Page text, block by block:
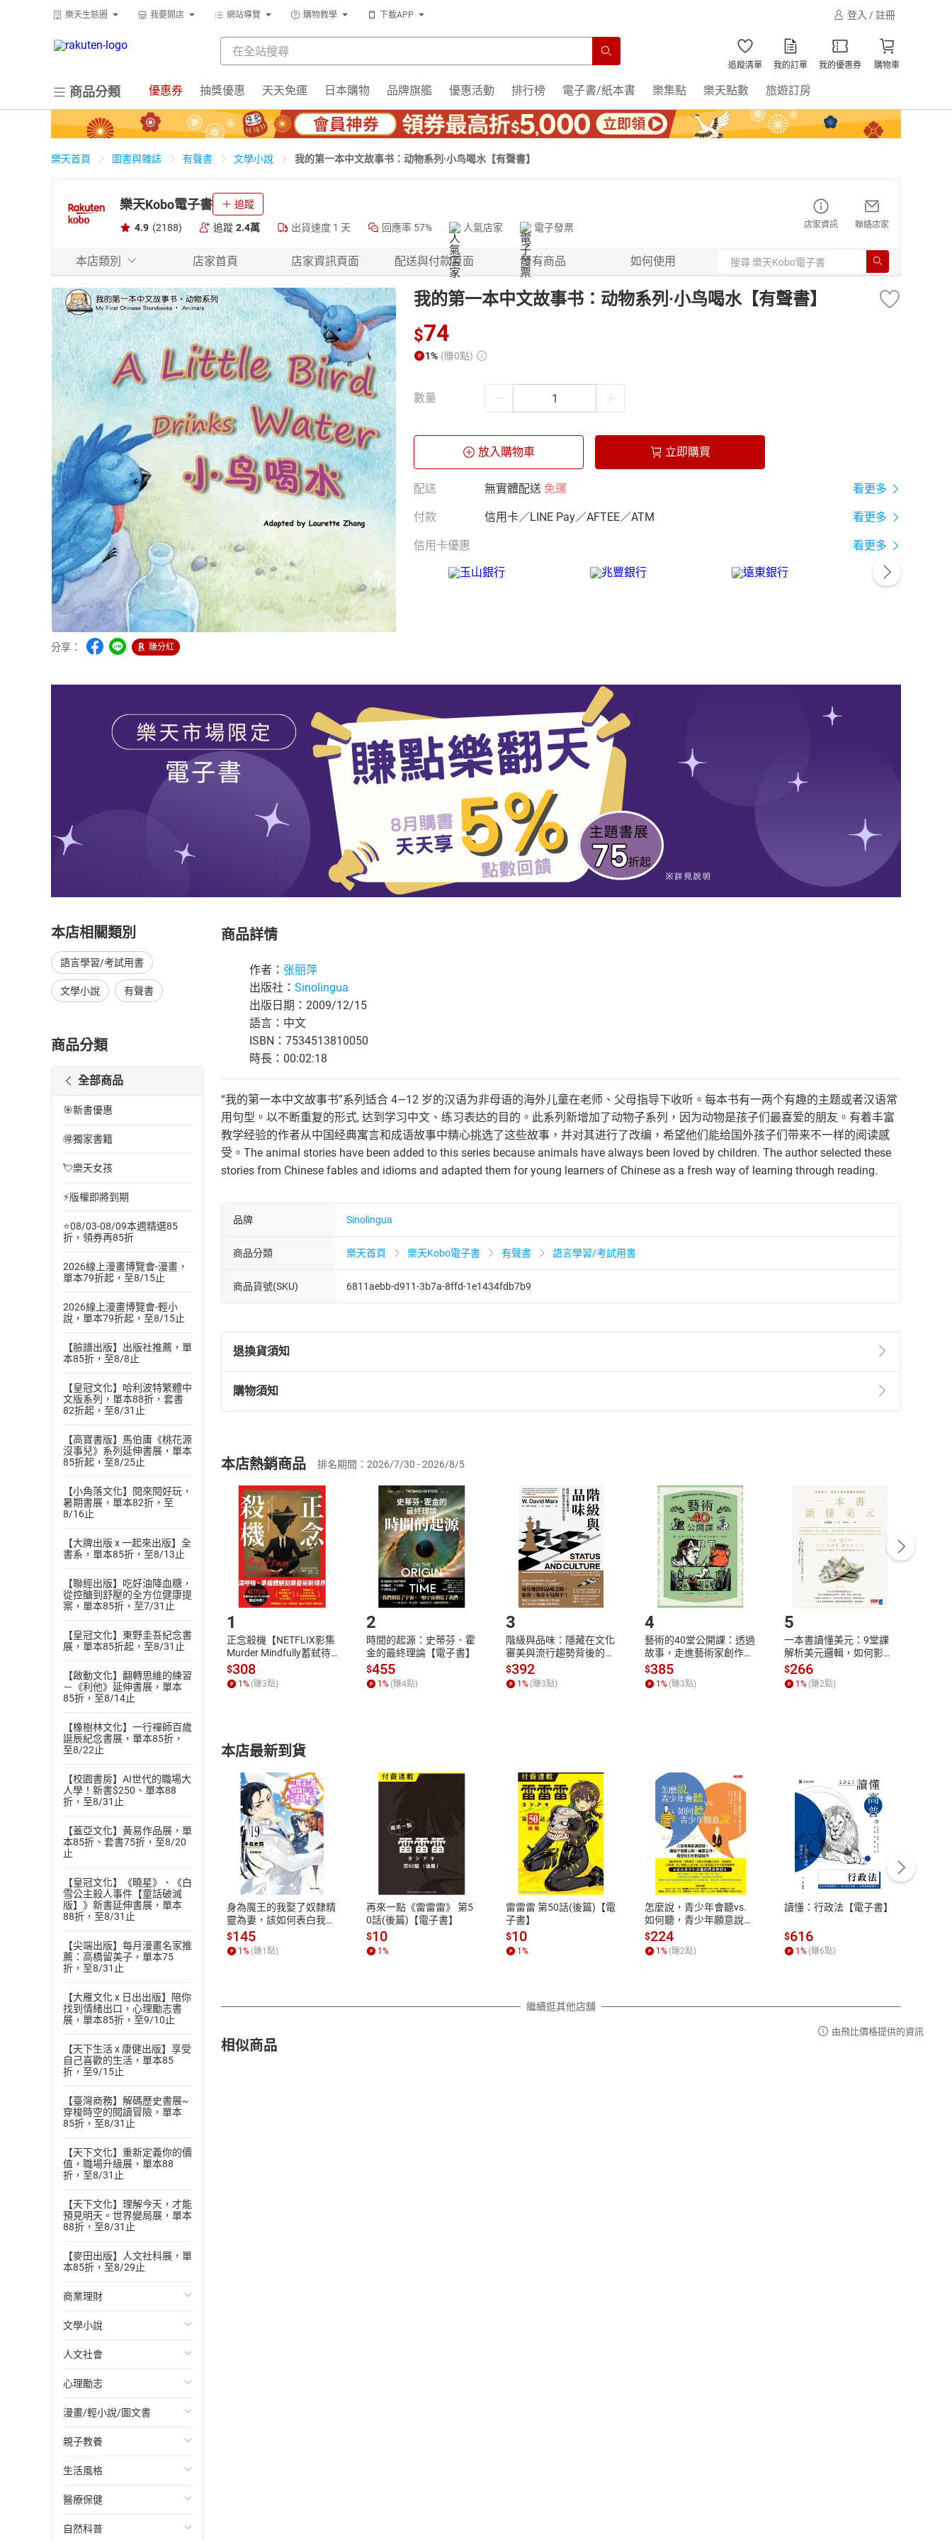
樂天生態圈 我要開店 網站導覽 購物教學 下載APP 登入 / 註冊
追蹤清單 我的訂單 我的優惠券 購物車
商品分類 優惠券 抽獎優惠 天天免運 日本購物 品牌旗艦 優惠活動 排行榜 電子書/紙本書 樂集點 樂天點數 旅遊訂房
樂天首頁 圖書與雜誌 有聲書 文學小說 我的第一本中文故事书：动物系列·小鸟喝水【有聲書】
樂天Kobo電子書 追蹤
4.9 (2188) 追蹤 2.4萬 出貨速度 1 天 回應率 57% 人氣店家 電子發票 店家資訊 聯絡店家
本店類別 店家首頁 店家資訊頁面 配送與付款頁面 所有商品 如何使用
分享： 賺分紅
我的第一本中文故事书：动物系列·小鸟喝水【有聲書】
$74
1% (賺0點)
數量
放入購物車 立即購買
配送 無實體配送 免運 看更多
付款 信用卡／LINE Pay／AFTEE／ATM 看更多
信用卡優惠 看更多
本店相關類別
語言學習/考試用書
文學小說 有聲書
商品分類
全部商品
🎯新書優惠
🉐獨家書籍
💘樂天女孩
⚡版權即將到期
⭐08/03-08/09本週精選85
折，領券再85折
2026線上漫畫博覽會-漫畫，
單本79折起，至8/15止
2026線上漫畫博覽會-輕小
說，單本79折起，至8/15止
【臉譜出版】出版社推薦，單
本85折，至8/8止
【皇冠文化】哈利波特繁體中
文版系列，單本88折，套書
82折起，至8/31止
【高寶書版】馬伯庸《桃花源
沒事兒》系列延伸書展，單本
85折起，至8/25止
【小角落文化】閱來閱好玩，
暑期書展，單本82折，至
8/16止
【大牌出版 x 一起來出版】全
書系，單本85折，至8/13止
【聯經出版】吃好油降血糖，
從控醣到舒壓的全方位健康提
案，單本85折，至7/31止
【皇冠文化】東野圭吾紀念書
展，單本85折起，至8/31止
【啟動文化】翻轉思維的練習
－《利他》延伸書展，單本
85折，至8/14止
【橡樹林文化】一行禪師百歲
誕辰紀念書展，單本85折，
至8/22止
【校園書房】AI世代的職場大
人學！新書$250、單本88
折，至8/31止
【蓋亞文化】黃易作品展，單
本85折、套書75折，至8/20
止
【皇冠文化】《曉星》、《白
雪公主殺人事件【童話破滅
版】》新書延伸書展，單本
88折，至8/31止
【尖端出版】每月漫畫名家推
薦：高橋留美子，單本75
折，至8/31止
【大雁文化 x 日出出版】陪你
找到情緒出口，心理勵志書
展，單本85折，至9/10止
【天下生活 x 康健出版】享受
自己喜歡的生活，單本85
折，至9/15止
【臺灣商務】解碼歷史書展~
穿梭時空的閱讀冒險，單本
85折，至8/31止
【天下文化】重新定義你的價
值，職場升級展，單本88
折，至8/31止
【天下文化】理解今天，才能
預見明天。世界變局展，單本
88折，至8/31止
【麥田出版】人文社科展，單
本85折，至8/29止
商業理財
投資理財
經濟/趨勢
財務/金融
管理/領導
職場工作術
成功法
行銷/廣告
傳記
文學小說
歐美文學
日本文學
韓國文學
華文文學
經典文學
成長/家庭生活小說
懸疑/推理小說
人文社會
國際關係
政治
社會科學
台灣/中國歷史
日/韓歷史
其他歷史/史學
心理勵志
心靈成長/情緒
人際關係
兩性關係
心理學
漫畫/輕小說/圖文書
輕小說
奇幻/科幻
愛情故事
職場/社會寫實
親子教養
教育現場
兒童文學/故事
兒童科普/學習
生活風格
飲食/食譜
健身/美顏
醫療保健
健康/養生
自然科普
商品詳情
作者： 张丽萍
出版社： Sinolingua
出版日期：2009/12/15
語言：中文
ISBN：7534513810050
時長：00:02:18
“我的第一本中文故事书”系列适合 4—12 岁的汉语为非母语的海外儿童在老师、父母指导下收听。每本书有一两个有趣的主题或者汉语常
用句型。以不断重复的形式, 达到学习中文、练习表达的目的。此系列新增加了动物子系列，因为动物是孩子们最喜爱的朋友。有着丰富
教学经验的作者从中国经典寓言和成语故事中精心挑选了这些故事，并对其进行了改编，希望他们能给国外孩子们带来不一样的阅读感
受。The animal stories have been added to this series because animals have always been loved by children. The author selected these
stories from Chinese fables and idioms and adapted them for young learners of Chinese as a fresh way of learning through reading.
品牌 Sinolingua
商品分類 樂天首頁 樂天Kobo電子書 有聲書 語言學習/考試用書
商品貨號(SKU) 6811aebb-d911-3b7a-8ffd-1e1434fdb7b9
退換貨須知
退換貨規定：
(一)依消費者保護法第19條第1項後段暨通訊交易解除權合理例外情事適用準則第2條第5款之規定，「非以有形媒介提供之數位
(二)消費者訂購本店鋪之商品即代表知悉本店鋪所銷售之商品為電子書，屬非以有形媒介提供之數位內容，消費者同意若訂購後
且已下載/存取電子書，不得請求退貨退款。
退貨方式：您欲取消訂單或辦理退貨時，請登入樂天市場，並於「我的訂單」中點選「瀏覽訂單明細」
「申請取消訂單/ 退
貨」，本店鋪將依您的申請進行審核，待審核通過後將為您辦理退款事宜。
請注意，樂天市場須以整筆訂單為單位進行取消/退貨，恕無法以單支商品取消/退貨。
購物須知
挑選商品
Choose
放入購物車
Shopping cart
登入帳號
Login
付款方式
Payment
完成訂單
Complete
購書後，如何開始使用？
Step1.選擇閱讀載具 Step2.登入帳號，下載書籍後看書
付款方式
ATM轉帳、信用卡、LINE PAY、AFTEE
退換貨規範
本店是否提供消費者保護法七日猶豫期
之權利，遽消費者保護法及通訊交易解
除權合理例外情事適用準則，依商品性
質各有不同規定。詳細退換貨說明請參
照各商品說明。
客服資訊
服務時間：週一到週五 10:00-12:00、
13:00-17:00 (國定假日及例假日休息)
客服電話：0080-1857077
本店熱銷商品 排名期間：2026/7/30 - 2026/8/5
1
正念殺機【NETFLIX影集
Murder Mindfully蓄弒待
發】【電子書】
$308
1 % (賺3點)
2
時間的起源：史蒂芬．霍
金的最終理論【電子書】
$455
1 % (賺4點)
3
階級與品味：隱藏在文化
審美與流行趨勢背後的地
位渴望【電子書】
$392
1 % (賺3點)
4
藝術的40堂公開課：透過
故事，走進藝術家創作現
場，看藝術如何誕生、如
何形塑人類生活【電子
書】
$385
1% (賺3點)
5
一本書讀懂美元：9堂課
解析美元邏輯，如何影響
全球經濟和每個人的投資
【電子書】
$266
1% (賺2點)
本店最新到貨
身為魔王的我娶了奴隸精
靈為妻，該如何表白我的
愛？(19)【電子書】
$145
1 % (賺1 點)
再來一點《雷雷雷》 第5
0話(後篇)【電子書】
$10
1 %
雷雷雷 第50話(後篇)【電
子書】
$10
1 %
怎麼說，青少年會聽vs.
如何聽，青少年願意說
【電子書】
$224
1% (賺2點)
讀懂：行政法【電子書】
$616
1% (賺6點)
繼續逛其他店舖
相似商品
由飛比價格提供的資訊